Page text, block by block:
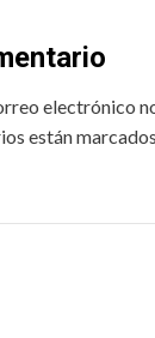
electrónico
están